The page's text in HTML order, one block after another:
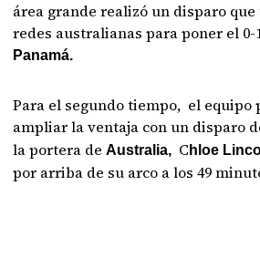
área grande realizó un disparo
redes australianas para poner el 0-
Panamá.
Para el segundo tiempo, el equipo
ampliar la ventaja con un disparo
la portera deAustralia, C hloe
por arriba de su arco a los 49